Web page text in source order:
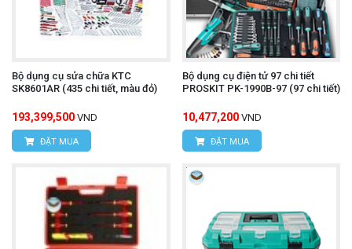
Bộ dụng cụ sửa chữa KTC
SK8601AR (435 chi tiết, màu đỏ)
193,399,500 VND
ĐẶT MUA
Bộ dụng cụ điện tử 97 chi tiết
PROSKIT PK-1990B-97 (97 chi tiết)
10,477,200 VND
ĐẶT MUA